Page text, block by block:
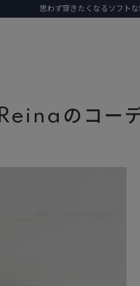
思わず穿きたくなるソフト
Reinaのコー